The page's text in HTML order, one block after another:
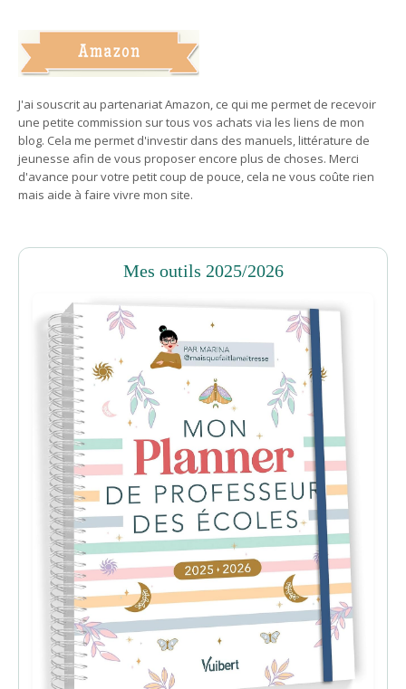
J'ai souscrit au partenariat Amazon, ce qui me permet de recevoir
une petite commission sur tous vos achats via les liens de mon
blog. Cela me permet d'investir dans des manuels, littérature de
jeunesse afin de vous proposer encore plus de choses. Merci
d'avance pour votre petit coup de pouce, cela ne vous coûte rien
mais aide à faire vivre mon site.
Mes outils 2025/2026